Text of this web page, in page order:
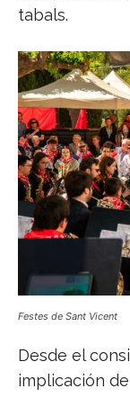
tabals.
Festes de Sant Vicent
Desde el
implicación